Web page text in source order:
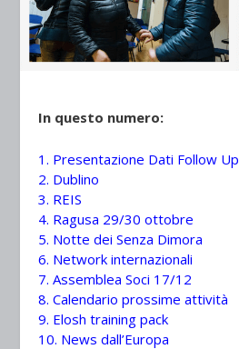
In questo numero:
1. Presentazione Dati Follow Up
2. Dublino
3. REIS
4. Ragusa 29/30 ottobre
5. Notte dei Senza Dimora
6. Network internazionali
7. Assemblea Soci 17/12
8. Calendario prossime attività
9. Elosh training pack
10. News dall’Europa